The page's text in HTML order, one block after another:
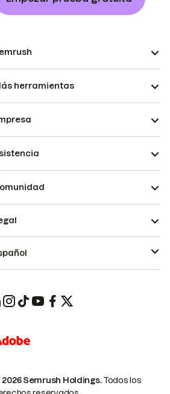
herramientas
Semrush Holdings.Todos los